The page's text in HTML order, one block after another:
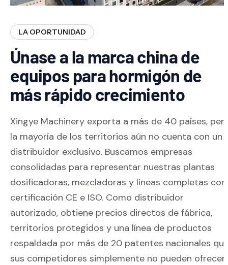
LA OPORTUNIDAD
Únase a la marca china de
equipos para hormigón de
más rápido crecimiento
Xingye Machinery exporta a más de 40 países,
la mayoría de los territorios aún no cuenta con un
distribuidor exclusivo. Buscamos empresas
consolidadas para representar nuestras plantas
dosificadoras, mezcladoras y líneas completas con
certificación CE e ISO. Como distribuidor
autorizado, obtiene precios directos de fábrica,
territorios protegidos y una línea de productos
respaldada por más de 20 patentes nacionales
sus competidores simplemente no pueden ofrecer.